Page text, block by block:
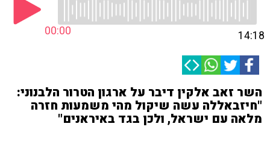
00:00 14:18
השר זאב אלקין דיבר על ארגון הטרור הלבנוני:
"חיזבאללה עשה שיקול מהי משמעות חזרה
מלאה עם ישראל, ולכן בגד באיראנים"